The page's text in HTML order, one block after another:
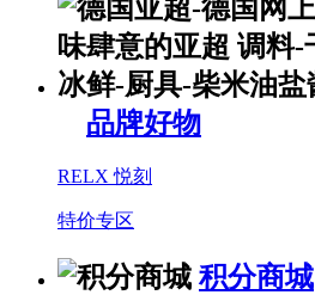
品牌好物
RELX 悦刻
特价专区
积分商城